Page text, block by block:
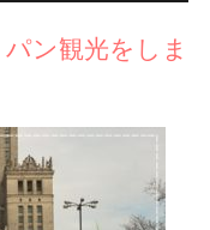
ン観光をしま